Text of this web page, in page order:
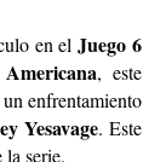
en elJuego 6
, este
enfrentamiento
Yesavage. Este
la serie.